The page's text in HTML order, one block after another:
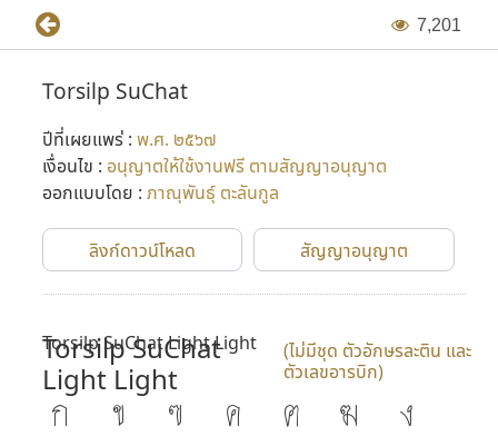
7,201
Torsilp SuChat
ปีที่เผยแพร่ : พ.ศ. ๒๕๖๗
เงื่อนไข : อนุญาตให้ใช้งานฟรี ตามสัญญาอนุญาต
ออกแบบโดย : ภาณุพันธุ์ ตะลันกูล
ลิงก์ดาวน์โหลด สัญญาอนุญาต
Torsilp SuChat
Light Light
(ไม่มีชุด ตัวอักษรละติน และ
ตัวเลขอารบิก)
Torsilp SuChat Light Light
ก ข ฃ ค ฅ ฆ
ง